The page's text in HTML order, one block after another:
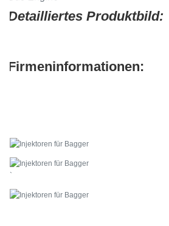
Detailliertes Produktbild:
Firmeninformationen:
`